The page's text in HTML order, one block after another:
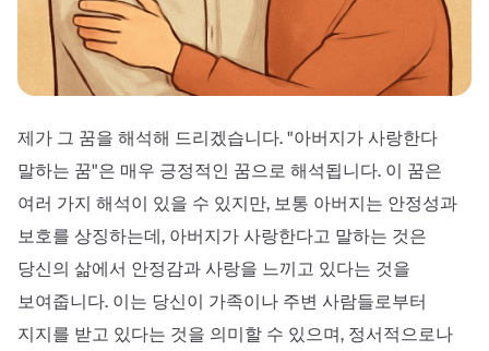
제가 그 꿈을 해석해 드리겠습니다. "아버지가 사랑한다
말하는 꿈"은 매우 긍정적인 꿈으로 해석됩니다. 이 꿈은
여러 가지 해석이 있을 수 있지만, 보통 아버지는 안정성과
보호를 상징하는데, 아버지가 사랑한다고 말하는 것은
당신의 삶에서 안정감과 사랑을 느끼고 있다는 것을
보여줍니다. 이는 당신이 가족이나 주변 사람들로부터
지지를 받고 있다는 것을 의미할 수 있으며, 정서적으로나